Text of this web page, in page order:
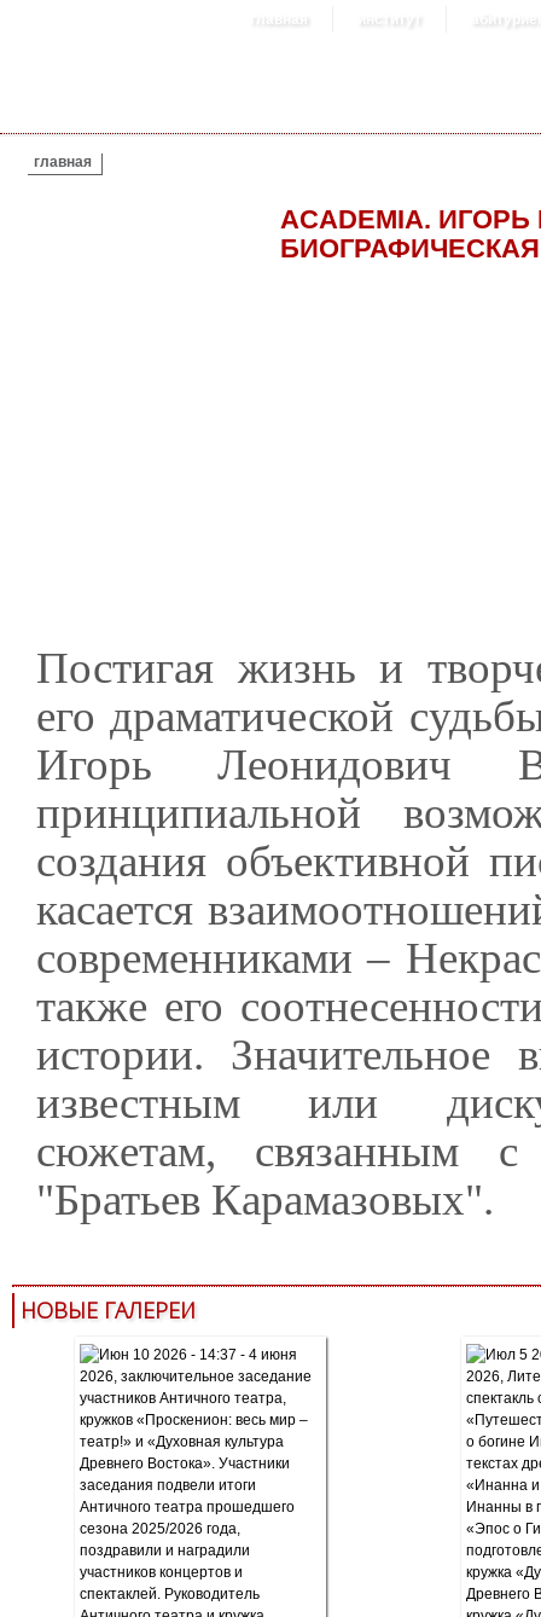
главная институт
ВЫ ЗДЕСЬ
главная
ACADEMIA.
Постигая жизнь и
его драматической
Игорь Леонидович
принципиальной
создания объективной
касается
современниками –
также его
истории. Значительное
известным или
сюжетам, связанным
"Братьев Карамазовых".
НОВЫЕ ГАЛЕРЕИ